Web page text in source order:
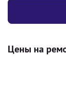
Цены на